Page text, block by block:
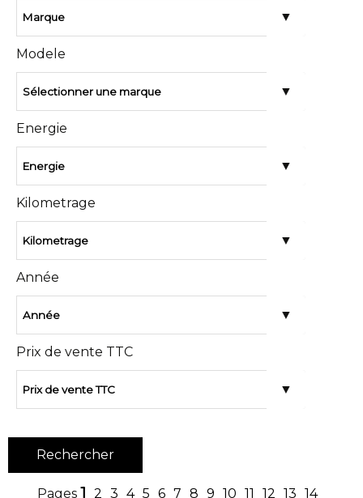
Modele
Energie
Kilometrage
Année
Prix de vente TTC
1 2 3 4 5 6 7 8 9 10 11 12 13 14